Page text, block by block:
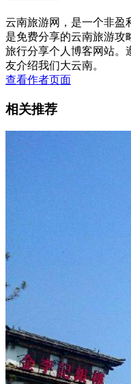
云南旅游网，是一个非盈
是免费分享的云南旅游攻
旅行分享个人博客网站。
友介绍我们大云南。
查看作者页面
相关推荐